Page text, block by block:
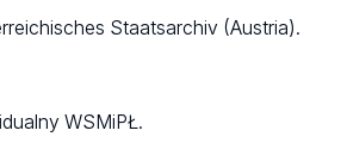
Staatsarchiv (Austria).
WSMiPŁ.